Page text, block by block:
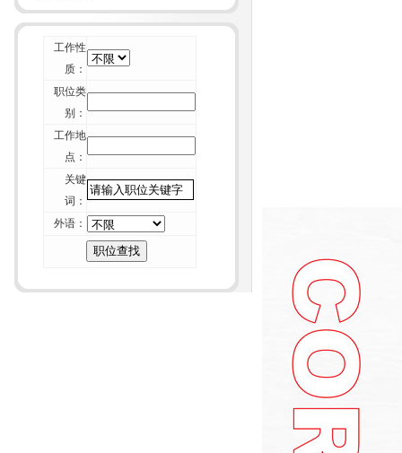
何变成团队？
厦门猎头维尔斯-科技大亨面试时都
爱问什么样的面试问题？
厦门猎头维尔斯-来自杰出商界女性
的7条建议
厦门猎头维尔斯-招聘行业不可能“干
掉” 猎头
厦门猎头维尔斯-一位资深HR的校园
招聘经验谈
厦门猎头维尔斯-论如何毁掉你留给
别人的第一印象
厦门猎头维尔斯-周鸿祎致年轻人：
工作性
质：
职位类
别：
工作地
点：
关键
词：
外语：